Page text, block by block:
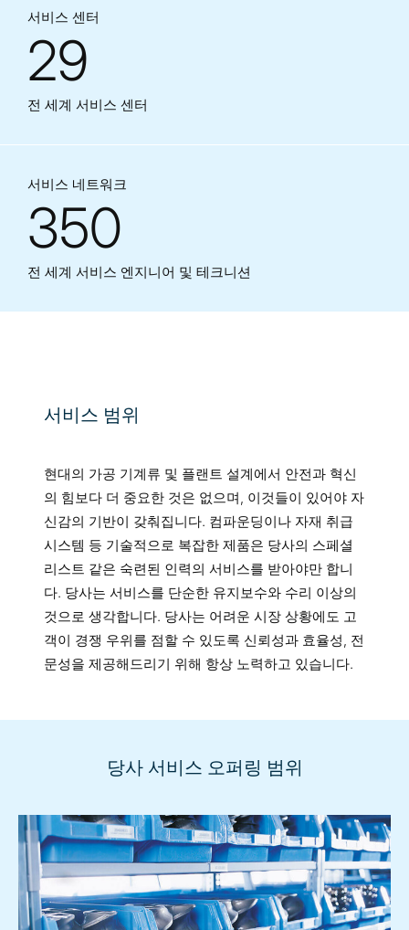
서비스 센터
29
전 세계 서비스 센터
서비스 네트워크
350
전 세계 서비스 엔지니어 및 테크니션
서비스 범위
현대의 가공 기계류 및 플랜트 설계에서 안전과 혁신
의 힘보다 더 중요한 것은 없으며, 이것들이 있어야 자
신감의 기반이 갖춰집니다. 컴파운딩이나 자재 취급
시스템 등 기술적으로 복잡한 제품은 당사의 스페셜
리스트 같은 숙련된 인력의 서비스를 받아야만 합니
다. 당사는 서비스를 단순한 유지보수와 수리 이상의
것으로 생각합니다. 당사는 어려운 시장 상황에도 고
객이 경쟁 우위를 점할 수 있도록 신뢰성과 효율성, 전
문성을 제공해드리기 위해 항상 노력하고 있습니다.
당사 서비스 오퍼링 범위